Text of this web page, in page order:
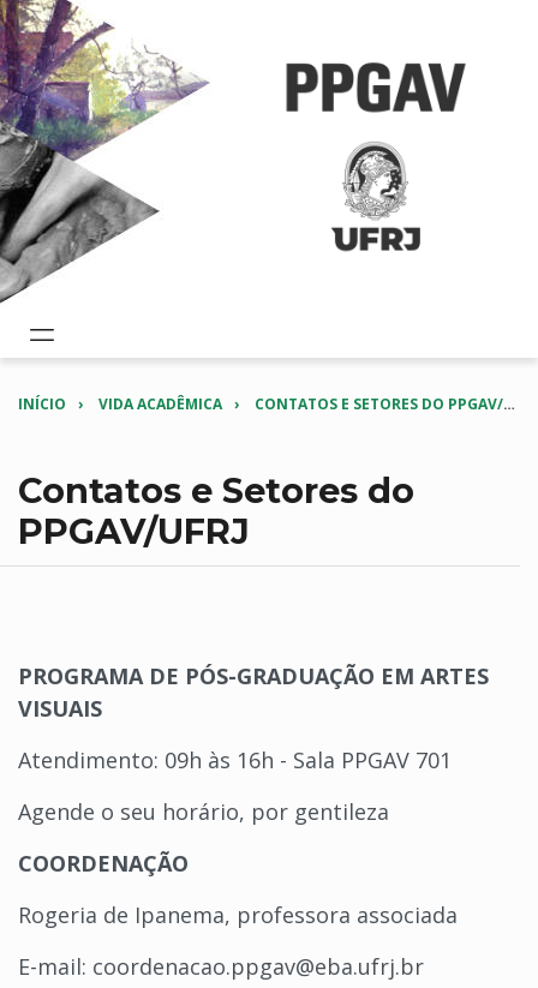
INÍCIO VIDA ACADÊMICA CONTATOS E SETORES DO PPGAV/UFRJ
Contatos e Setores do
PPGAV/UFRJ
PROGRAMA DE PÓS-GRADUAÇÃO EM ARTES
VISUAIS
Atendimento: 09h às 16h - Sala PPGAV 701
Agende o seu horário, por gentileza
COORDENAÇÃO
Rogeria de Ipanema, professora associada
E-mail: coordenacao.ppgav@eba.ufrj.br